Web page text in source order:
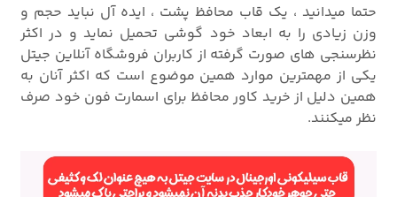
حتما میدانید ، یک قاب محافظ پشت ، ایده آل نباید حجم و
وزن زیادی را به ابعاد خود گوشی تحمیل نماید و در اکثر
نظرسنجی های صورت گرفته از کاربران فروشگاه آنلاین جیتل
یکی از مهمترین موارد همین موضوع است که اکثر آنان به
همین دلیل از خرید کاور محافظ برای اسمارت فون خود صرف
نظر میکنند.